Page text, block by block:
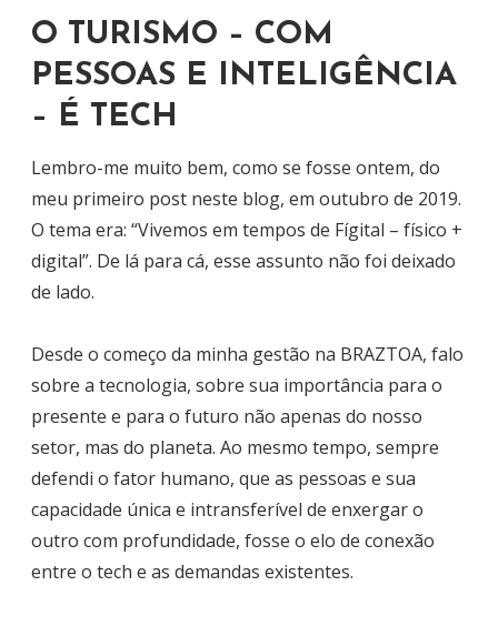
O TURISMO – COM
PESSOAS E INTELIGÊNCIA
– É TECH
Lembro-me muito bem, como se fosse ontem, do
meu primeiro post neste blog, em outubro de 2019.
O tema era: “Vivemos em tempos de Fígital – físico +
digital”. De lá para cá, esse assunto não foi deixado
de lado.
Desde o começo da minha gestão na BRAZTOA, falo
sobre a tecnologia, sobre sua importância para o
presente e para o futuro não apenas do nosso
setor, mas do planeta. Ao mesmo tempo, sempre
defendi o fator humano, que as pessoas e sua
capacidade única e intransferível de enxergar o
outro com profundidade, fosse o elo de conexão
entre o tech e as demandas existentes.